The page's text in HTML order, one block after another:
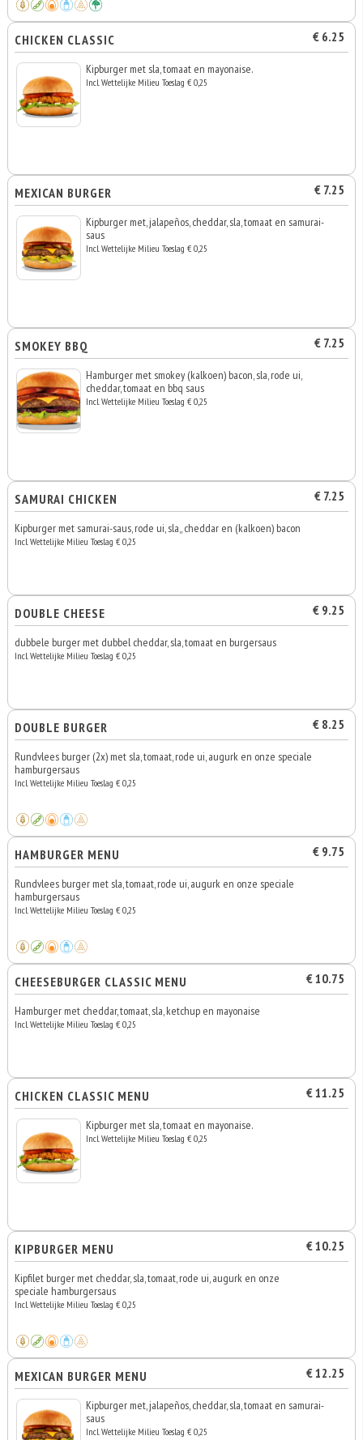
CHICKEN CLASSIC € 6.25
Kipburger met sla, tomaat en mayonaise.
Incl. Wettelijke Milieu Toeslag € 0,25
MEXICAN BURGER € 7.25
Kipburger met, jalapeños, cheddar, sla, tomaat en samurai-
saus
Incl. Wettelijke Milieu Toeslag € 0,25
SMOKEY BBQ € 7.25
Hamburger met smokey (kalkoen) bacon, sla, rode ui,
cheddar, tomaat en bbq saus
Incl. Wettelijke Milieu Toeslag € 0,25
SAMURAI CHICKEN € 7.25
Kipburger met samurai-saus, rode ui, sla,, cheddar en (kalkoen) bacon
Incl. Wettelijke Milieu Toeslag € 0,25
DOUBLE CHEESE € 9.25
dubbele burger met dubbel cheddar, sla, tomaat en burgersaus
Incl. Wettelijke Milieu Toeslag € 0,25
DOUBLE BURGER € 8.25
Rundvlees burger (2x) met sla, tomaat, rode ui, augurk en onze speciale
hamburgersaus
Incl. Wettelijke Milieu Toeslag € 0,25
HAMBURGER MENU € 9.75
Rundvlees burger met sla, tomaat, rode ui, augurk en onze speciale
hamburgersaus
Incl. Wettelijke Milieu Toeslag € 0,25
CHEESEBURGER CLASSIC MENU € 10.75
Hamburger met cheddar, tomaat, sla, ketchup en mayonaise
Incl. Wettelijke Milieu Toeslag € 0,25
CHICKEN CLASSIC MENU € 11.25
Kipburger met sla, tomaat en mayonaise.
Incl. Wettelijke Milieu Toeslag € 0,25
KIPBURGER MENU € 10.25
Kipfilet burger met cheddar, sla, tomaat, rode ui, augurk en onze
speciale hamburgersaus
Incl. Wettelijke Milieu Toeslag € 0,25
MEXICAN BURGER MENU € 12.25
Kipburger met, jalapeños, cheddar, sla, tomaat en samurai-
saus
Incl. Wettelijke Milieu Toeslag € 0,25